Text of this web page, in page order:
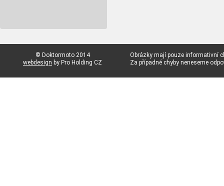
© Doktormoto 2014
webdesign by Pro Holding CZ
Obrázky mají pouze informativní
Za případné chyby neneseme